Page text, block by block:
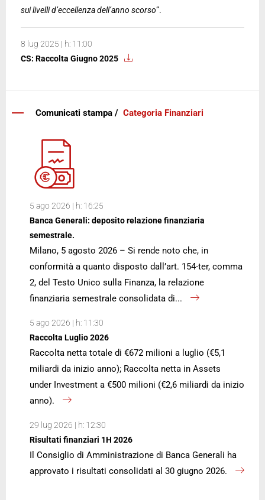
sui livelli d’eccellenza dell’anno scorso”.
8 lug 2025 | h: 11:00
CS: Raccolta Giugno 2025
Comunicati stampa / Categoria Finanziari
5 ago 2026 | h: 16:25
Banca Generali: deposito relazione finanziaria
semestrale.
Milano, 5 agosto 2026 – Si rende noto che, in
conformità a quanto disposto dall’art. 154-ter, comma
2, del Testo Unico sulla Finanza, la relazione
finanziaria semestrale consolidata di...
5 ago 2026 | h: 11:30
Raccolta Luglio 2026
Raccolta netta totale di €672 milioni a luglio (€5,1
miliardi da inizio anno); Raccolta netta in Assets
under Investment a €500 milioni (€2,6 miliardi da inizio
anno).
29 lug 2026 | h: 12:30
Risultati finanziari 1H 2026
Il Consiglio di Amministrazione di Banca Generali ha
approvato i risultati consolidati al 30 giugno 2026.